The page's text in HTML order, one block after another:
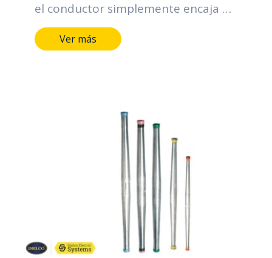
el conductor simplemente encaja en
cada una de las puntas y
automaticamente encaja al ser
protegiendo la conexión contra
ambientes corrosivos durante
largos periodos de tiempo
Ver más